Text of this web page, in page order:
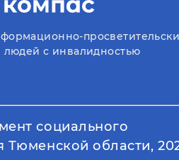
людей с инвалидностью
социального
Тюменской области,